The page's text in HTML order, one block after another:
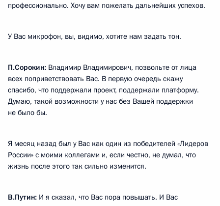
профессионально. Хочу вам пожелать дальнейших успехов.
У Вас микрофон, вы, видимо, хотите нам задать тон.
П.Сорокин: Владимир Владимирович, позвольте от лица
всех поприветствовать Вас. В первую очередь скажу
спасибо, что поддержали проект, поддержали платформу.
Думаю, такой возможности у нас без Вашей поддержки
не было бы.
Я месяц назад был у Вас как один из победителей «Лидеров
России» с моими коллегами и, если честно, не думал, что
жизнь после этого так сильно изменится.
В.Путин: И я сказал, что Вас пора повышать. И Вас